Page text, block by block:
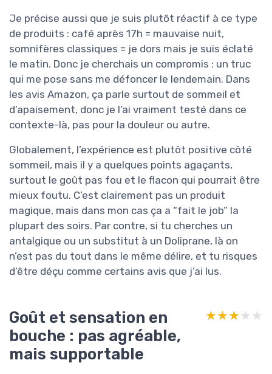
Je précise aussi que je suis plutôt réactif à ce type
de produits : café après 17h = mauvaise nuit,
somnifères classiques = je dors mais je suis éclaté
le matin. Donc je cherchais un compromis : un truc
qui me pose sans me défoncer le lendemain. Dans
les avis Amazon, ça parle surtout de sommeil et
d’apaisement, donc je l’ai vraiment testé dans ce
contexte-là, pas pour la douleur ou autre.
Globalement, l’expérience est plutôt positive côté
sommeil, mais il y a quelques points agaçants,
surtout le goût pas fou et le flacon qui pourrait être
mieux foutu. C’est clairement pas un produit
magique, mais dans mon cas ça a “fait le job” la
plupart des soirs. Par contre, si tu cherches un
antalgique ou un substitut à un Doliprane, là on
n’est pas du tout dans le même délire, et tu risques
d’être déçu comme certains avis que j’ai lus.
Goût et sensation en
bouche : pas agréable,
mais supportable
★★★★★
★★★★★